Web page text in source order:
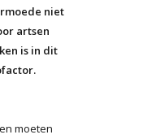
niet
artsen
is in dit
moeten